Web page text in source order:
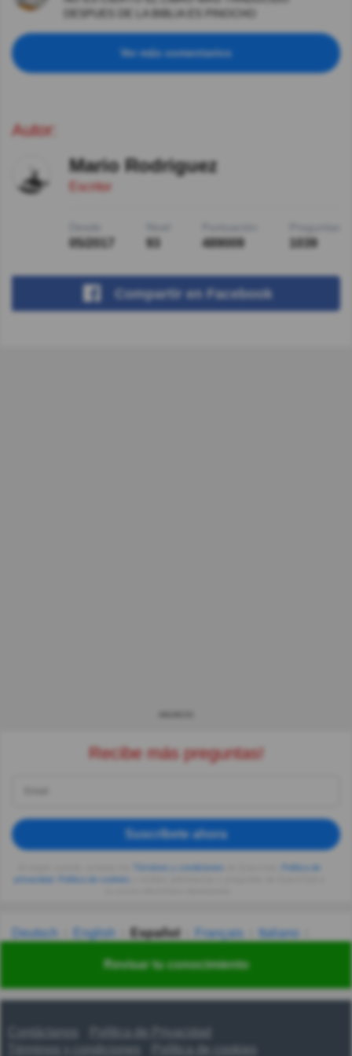
Revisar tu conocimiento
DESPUES DE LA BIBLIA ES PINOCHO
Ver más comentarios
Autor:
Mario Rodriguez
Escritor
05/2017 93 489009 1039
Compartir en Facebook
Recibe más preguntas!
Suscríbete ahora
Deutsch English Español Français
Italiano
Українська हिन्दी 한국어 汉语